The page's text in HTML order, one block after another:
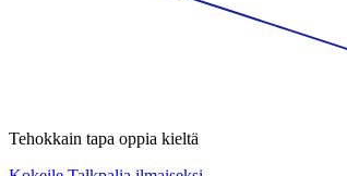
Tehokkain tapa oppia kieltä